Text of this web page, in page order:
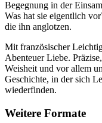
Begegnung in der
Was hat sie eigentlich
die ihn anglotzen.
Mit französischer
Abenteuer Liebe.
Weisheit und vor allem
Geschichte, in der sich
wiederfinden.
Weitere Formate